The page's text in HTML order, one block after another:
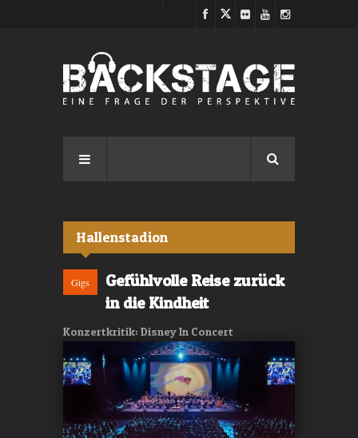
Hallenstadion
Gigs
Gefühlvolle Reise zurück
in die Kindheit
Konzertkritik: Disney In Concert